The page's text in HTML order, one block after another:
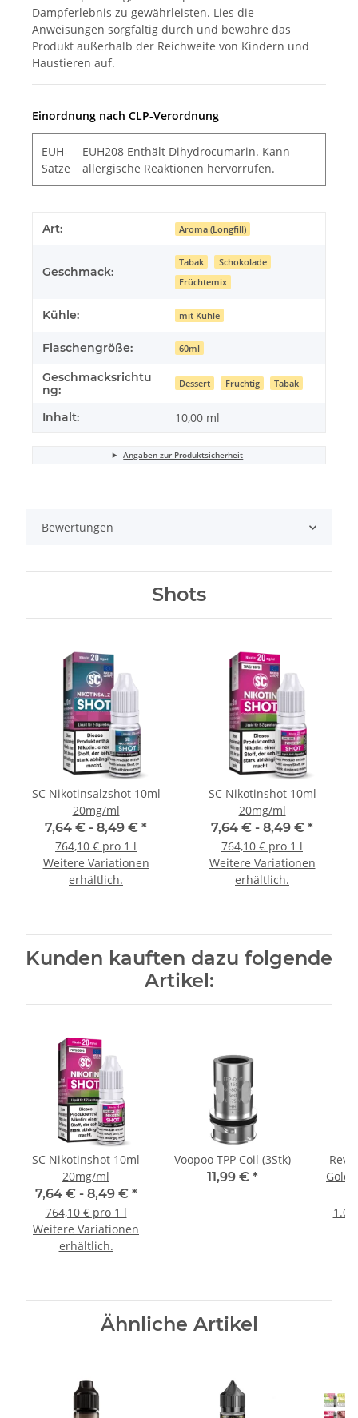
Dampferlebnis zu gewährleisten. Lies die
Anweisungen sorgfältig durch und bewahre das
Produkt außerhalb der Reichweite von Kindern und
Haustieren auf.
Einordnung nach CLP-Verordnung
EUH-
Sätze
EUH208 Enthält Dihydrocumarin. Kann
allergische Reaktionen hervorrufen.
Art: Aroma (Longfill)
Geschmack:
Tabak
Schokolade
Früchtemix
Kühle: mit Kühle
Flaschengröße: 60ml
Geschmacksrichtu
ng:
Dessert Fruchtig Tabak
Inhalt: 10,00 ml
Angaben zur Produktsicherheit
Bewertungen
Shots
SC Nikotinsalzshot 10ml
20mg/ml
7,64 € - 8,49 € *
764,10 € pro 1 l
Weitere Variationen
erhältlich.
SC Nikotinshot 10ml
20mg/ml
7,64 € - 8,49 € *
764,10 € pro 1 l
Weitere Variationen
erhältlich.
Kunden kauften dazu folgende
Artikel:
SC Nikotinshot 10ml
20mg/ml
7,64 € - 8,49 € *
764,10 € pro 1 l
Weitere Variationen
erhältlich.
Voopoo TPP Coil (3Stk)
11,99 € *
Gold
Ähnliche Artikel